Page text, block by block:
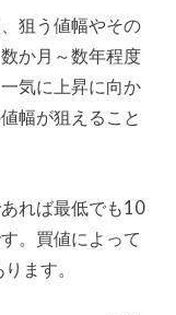
狙う値幅やその
か月～数年程度
気に上昇に向か
幅が狙えること
れば最低でも10
。買値によって
ます。